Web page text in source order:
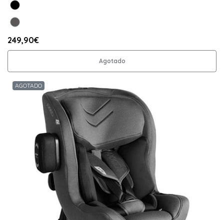
249,90€
Agotado
AGOTADO